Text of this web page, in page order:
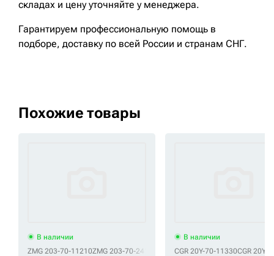
складах и цену уточняйте у менеджера.
Гарантируем профессиональную помощь в
подборе, доставку по всей России и странам СНГ.
Похожие товары
В наличии
ZMG 203-70-11210ZMG 203-70-24170 ZMG 20Y-70-11320ZMG 20Y-70-
В наличии
CGR 20Y-70-11330CGR 20Y-